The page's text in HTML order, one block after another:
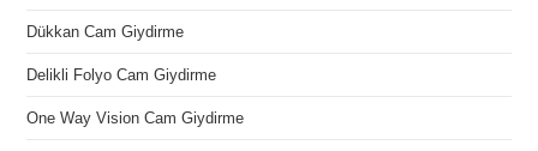
Dükkan Cam Giydirme
Delikli Folyo Cam Giydirme
One Way Vision Cam Giydirme